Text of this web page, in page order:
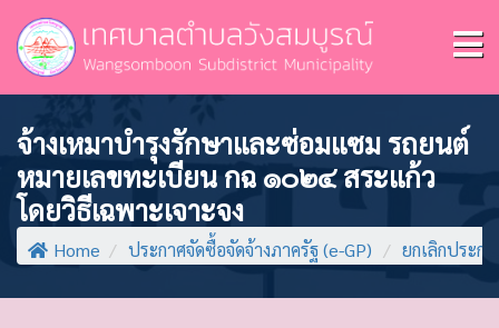
จ้างเหมาบำรุงรักษาและซ่อมแซม รถยนต์
หมายเลขทะเบียน กฉ ๑๐๒๔ สระแก้ว
โดยวิธีเฉพาะเจาะจง
Home / ประกาศจัดซื้อจัดจ้างภาครัฐ (e-GP) / ยกเลิกประก